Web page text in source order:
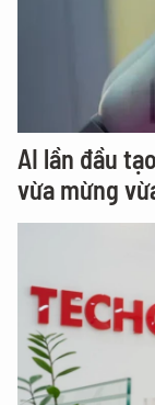
AI lần đầu
vừa mừng